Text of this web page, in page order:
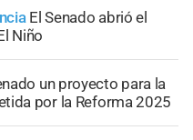
El Senado abrió el
Niño
un proyecto para la
por la Reforma 2025